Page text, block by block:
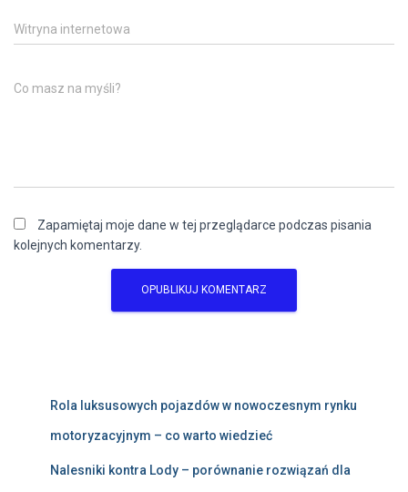
Witryna internetowa
Co masz na myśli?
Zapamiętaj moje dane w tej przeglądarce podczas pisania
kolejnych komentarzy.
Rola luksusowych pojazdów w nowoczesnym rynku
motoryzacyjnym – co warto wiedzieć
Nalesniki kontra Lody – porównanie rozwiązań dla